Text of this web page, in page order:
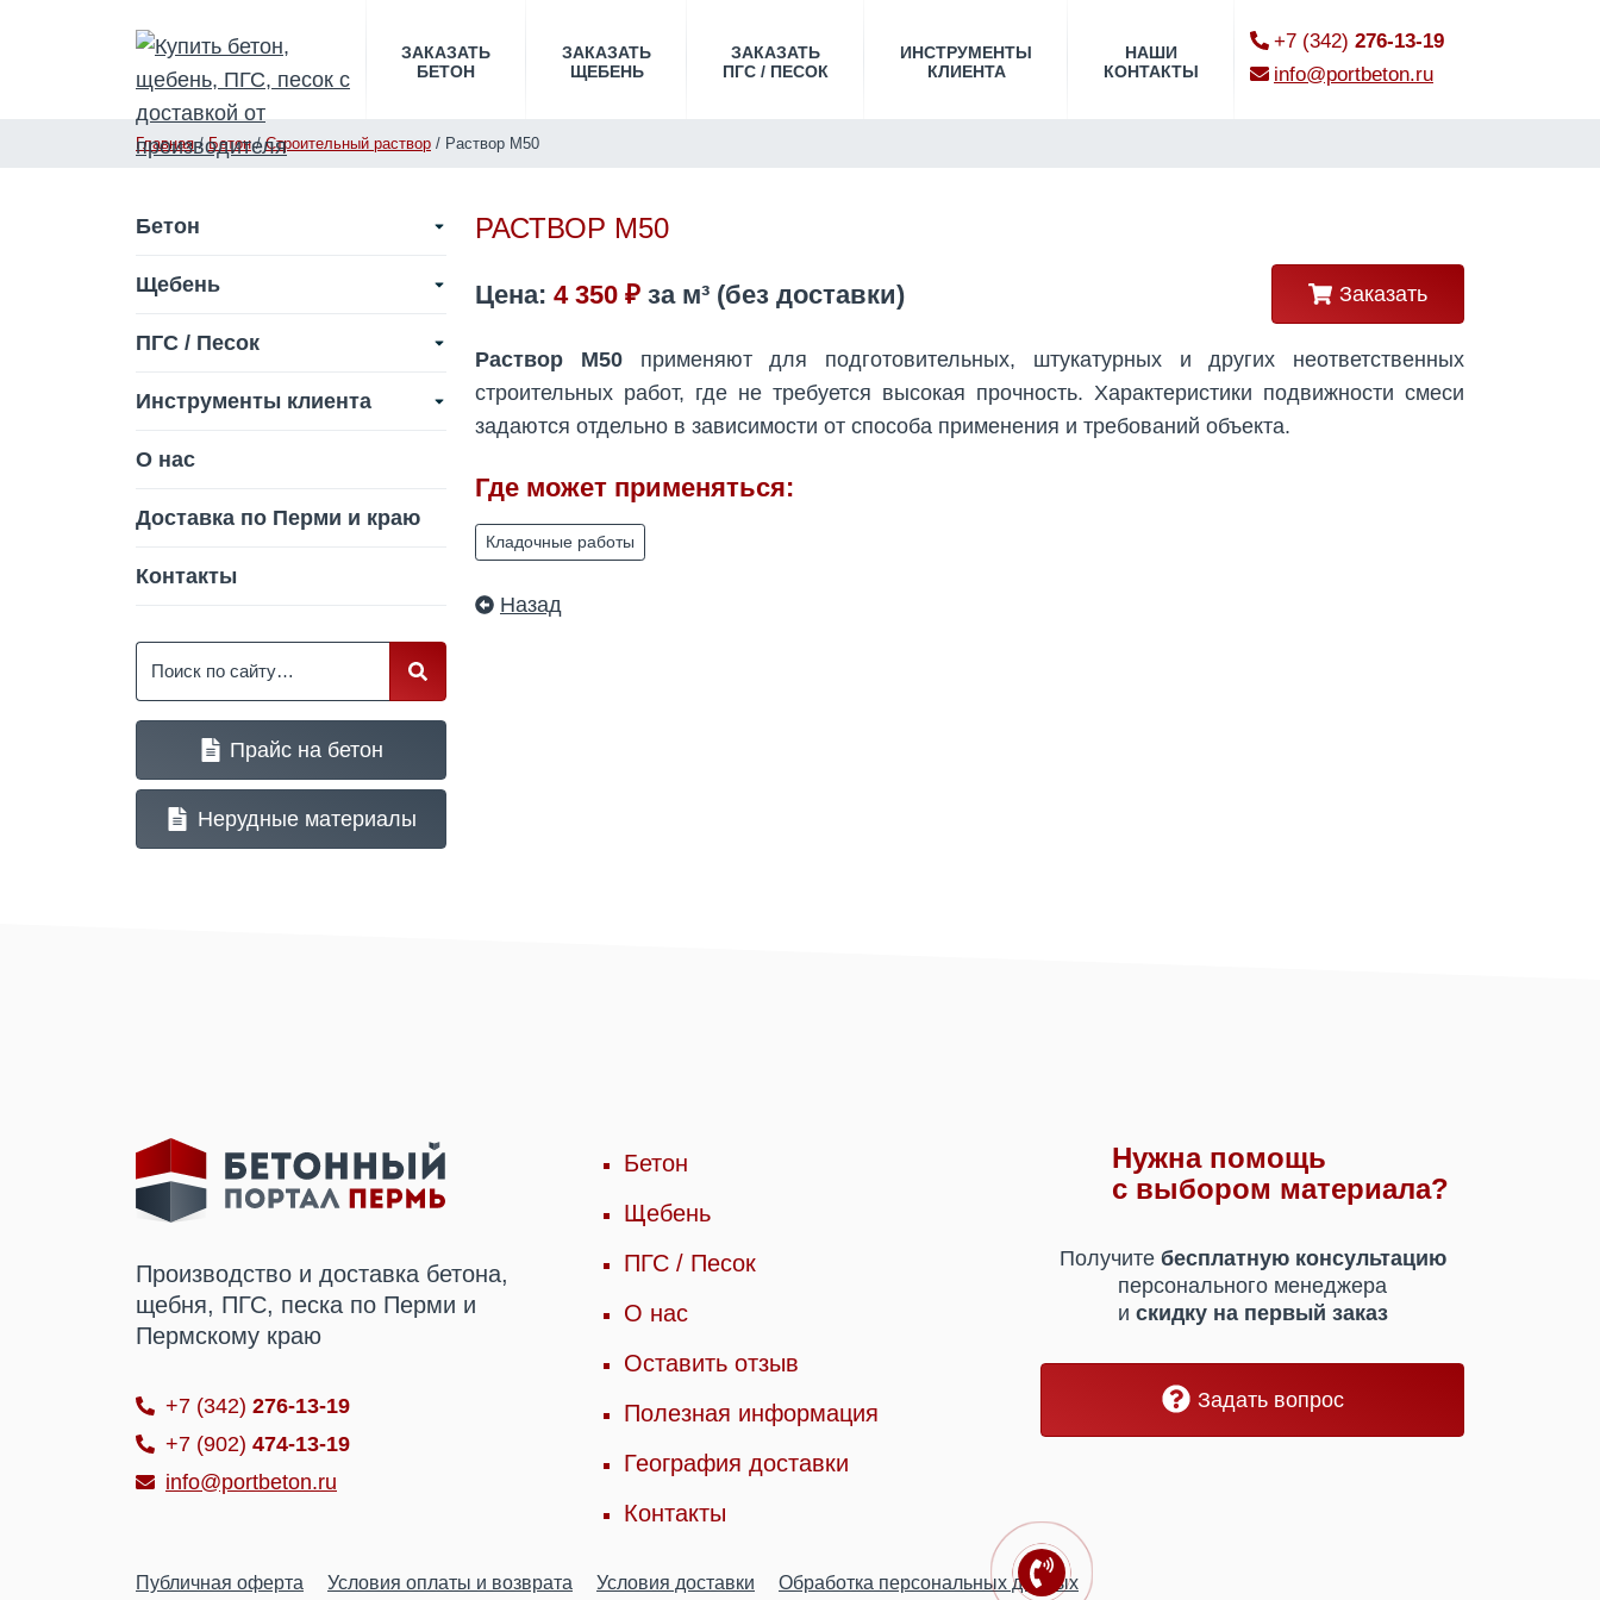
ЗАКАЗАТЬ
БЕТОН
ЗАКАЗАТЬ
ЩЕБЕНЬ
ЗАКАЗАТЬ
ПГС / ПЕСОК
ИНСТРУМЕНТЫ
КЛИЕНТА
НАШИ
КОНТАКТЫ
+7 (342) 276-13-19
info@portbeton.ru
Главная/Бетон/Строительный раствор / Раствор М50
Бетон
Щебень
ПГС / Песок
Инструменты клиента
О нас
Доставка по Перми и краю
Контакты
Прайс на бетон
Нерудные материалы
РАСТВОР М50
Цена: 4 350 ₽ за м³ (без доставки) Заказать
Раствор М50применяют для подготовительных, штукатурных и других неответственных
строительных работ, где не требуется высокая прочность. Характеристики подвижности смеси
задаются отдельно в зависимости от способа применения и требований объекта.
Где может применяться:
Кладочные работы
Назад
Производство и доставка бетона,
щебня, ПГС, песка по Перми и
Пермскому краю
+7 (342) 276-13-19
+7 (902) 474-13-19
info@portbeton.ru
Бетон
Щебень
ПГС / Песок
О нас
Оставить отзыв
Полезная информация
География доставки
Контакты
Нужна помощь
с выбором материала?
Получите бесплатную консультацию
персонального менеджера
и скидку на первый заказ
Задать вопрос
Публичная оферта Условия оплаты и возврата Условия доставки Обработка персональных данных